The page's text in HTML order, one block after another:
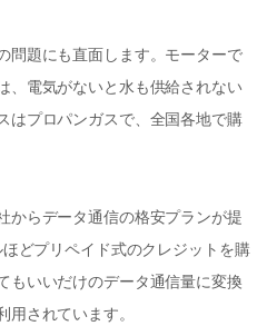
問題にも直面します。モーターで
、電気がないと水も供給されない
はプロパンガスで、全国各地で購
からデータ通信の格安プランが提
どプリペイド式のクレジットを購
もいいだけのデータ通信量に変換
用されています。